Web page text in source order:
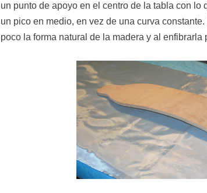
un punto de apoyo en el centro de la tabla con lo
un pico en medio, en vez de una curva
poco la forma natural de la madera y al enfibrarla